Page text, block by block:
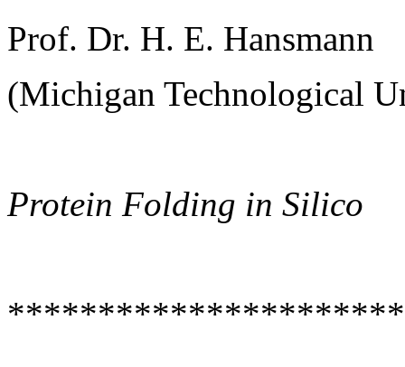
Prof. Dr. H. E. Hansmann
(Michigan Technological
Protein Folding in Silico